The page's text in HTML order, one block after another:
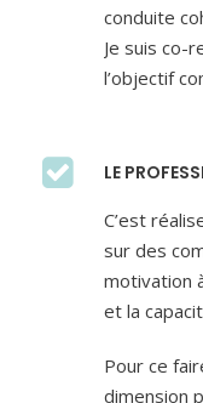
conduite
Je suis co-
l’objectif
LE
C’est
sur des
motivation
et la
Pour ce
dimension